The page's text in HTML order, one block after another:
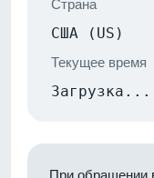
Страна
США (US)
Текущее время
Загрузка...
При обращении